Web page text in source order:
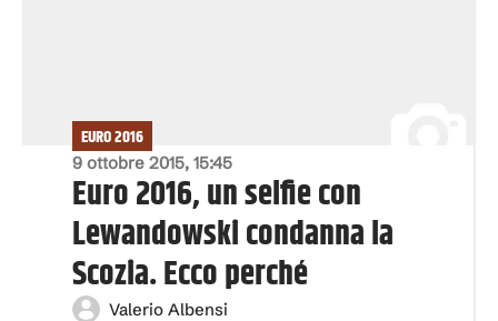
9 ottobre 2015, 15:45
EURO 2016
Euro 2016, un selfie con
Lewandowski condanna la
Scozia. Ecco perché
Valerio Albensi